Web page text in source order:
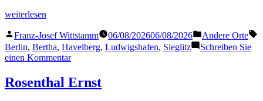
„Sieglitz
weiterlesen
Veröffentlicht
von
Franz-Josef Wittstamm 06/08/202606/08/2026
Veröffentlicht
in
Andere Orte
Berlin, Bertha, Havelberg, Ludwigshafen, Sieglitz
Schreiben Sie
einen Kommentarzu
Bertha
Rosenthal Ernst